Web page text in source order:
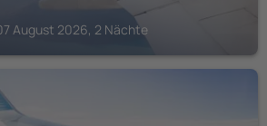
August 2026, 2 Nächte